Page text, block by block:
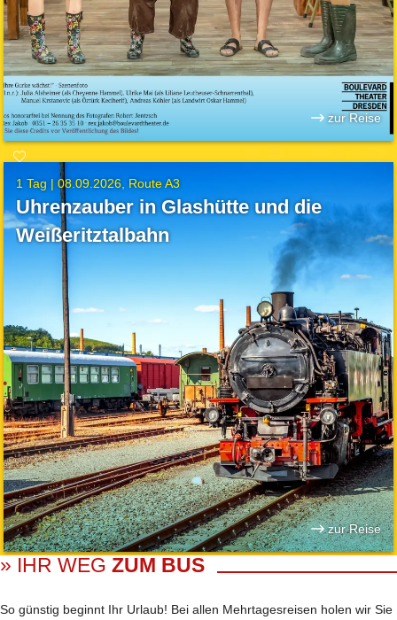
zur Reise
1 Tag |08.09.2026 Route A3
Uhrenzauber in Glashütte und die
Weißeritztalbahn
zur Reise
» IHR WEG ZUM BUS
So günstig beginnt Ihr Urlaub! Bei allen Mehrtages­reisen holen wir Sie